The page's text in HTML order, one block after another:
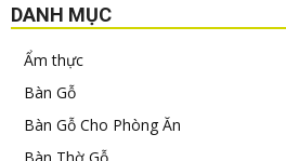
DANH MỤC
Ẩm thực
Bàn Gỗ
Bàn Gỗ Cho Phòng Ăn